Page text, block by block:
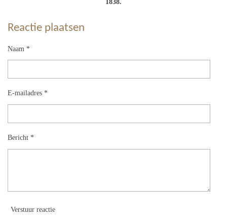
1838.
Reactie plaatsen
Naam *
E-mailadres *
Bericht *
Verstuur reactie